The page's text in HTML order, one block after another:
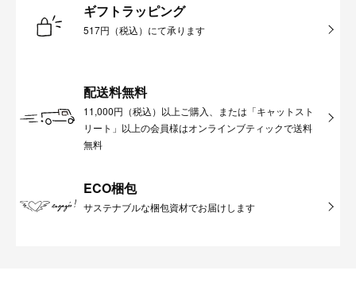
ギフトラッピング
517円（税込）にて承ります
配送料無料
11,000円（税込）以上ご購入、または「キャットスト
リート」以上の会員様はオンラインブティックで送料
無料
ECO梱包
サステナブルな梱包資材でお届けします